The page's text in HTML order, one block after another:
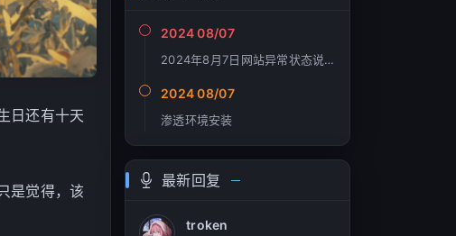
日还有十天
是觉得，该
2024 08/07
2024年8月7日网站异常状态说明
2024 08/07
渗透环境安装
最新回复
troken